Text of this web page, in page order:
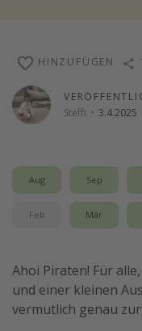
Singlereisen
Strandurlaub
Gruppenreisen
Hotels am Achensee
Weitere Themen
Reise Journal
Familienurlaub in
Rundreisen in
Steffi · 3.4.2025
HINZUFÜGEN
Aug Sep
Feb Mär
Ahoi Piraten! Für
und einer kleinen
vermutlich genau